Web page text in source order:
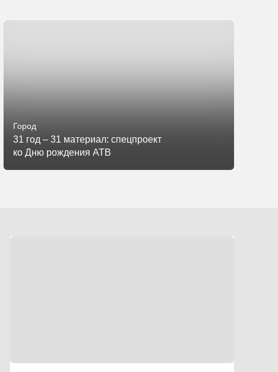
Город
31 год – 31 материал: спецпроект
ко Дню рождения АТВ